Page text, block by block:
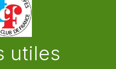
utiles